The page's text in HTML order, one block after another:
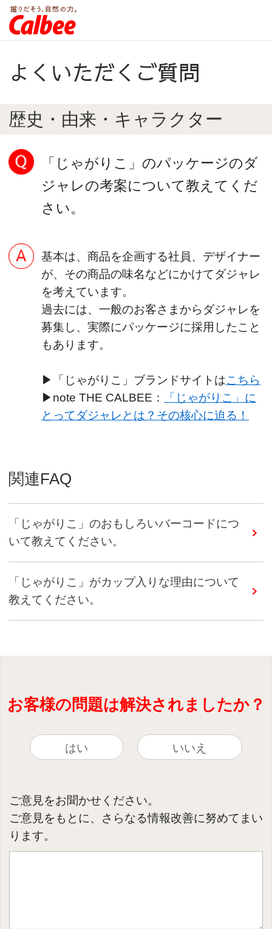
よくいただくご質問
歴史・由来・キャラクター
「じゃがりこ」のパッケージのダ
ジャレの考案について教えてくだ
さい。
基本は、商品を企画する社員、デザイナー
が、その商品の味名などにかけてダジャレ
を考えています。
過去には、一般のお客さまからダジャレを
募集し、実際にパッケージに採用したこと
もあります。
▶「じゃがりこ」ブランドサイトはこちら
▶note THE CALBEE：
「じゃがりこ」に
とってダジャレとは？その核心に迫る！
関連FAQ
「じゃがりこ」のおもしろいバーコードにつ
いて教えてください。
「じゃがりこ」がカップ入りな理由について
教えてください。
お客様の問題は解決されましたか？
はい いいえ
ご意見をお聞かせください。
ご意見をもとに、さらなる情報改善に努めてまい
ります。